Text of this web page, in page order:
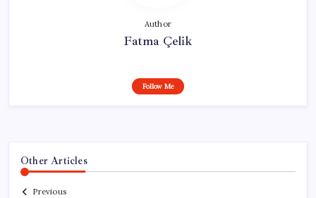
Author
Fatma Çelik
Follow Me
Other Articles
Previous